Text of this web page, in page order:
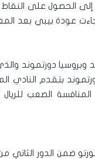
إلى الحصول على
عودة بيبي بعد
وبروسيا دورتموند
دورتموند بتقدم
الصعب للريال
الساعة 21:45 ليستر سيتي أمام